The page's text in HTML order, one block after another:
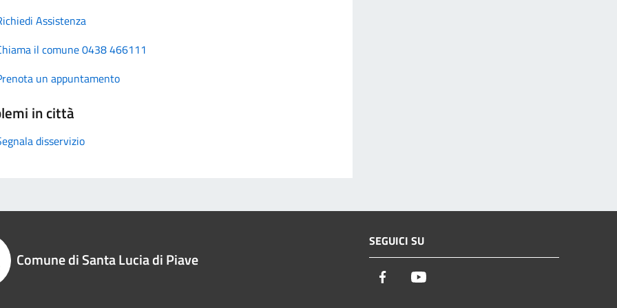
Assistenza
il comune 0438 466111
un appuntamento
in città
disservizio
Comune di Santa Lucia di Piave
SEGUICI SU
Facebook